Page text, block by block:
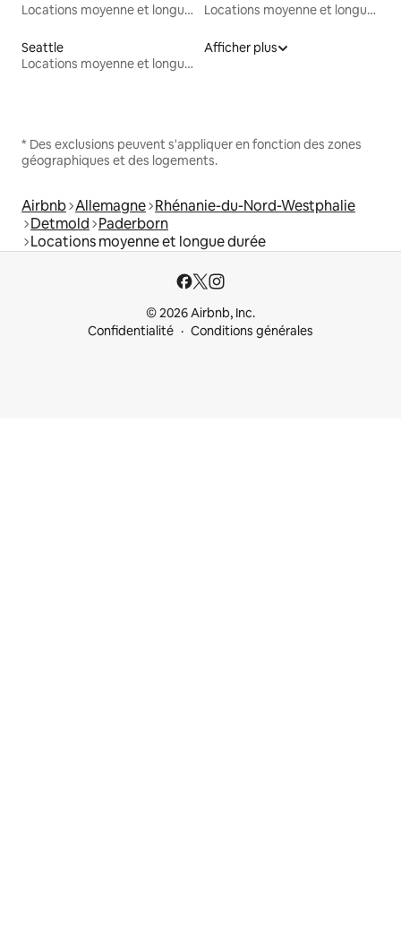
Locations moyenne et longue durée
Locations moyenne et longue durée
Seattle
Locations moyenne et longue durée
Afficher plus
* Des exclusions peuvent s'appliquer en fonction des zones
géographiques et des logements.
Airbnb Allemagne Rhénanie-du-Nord-Westphalie
Detmold Paderborn
Locations moyenne et longue durée
© 2026 Airbnb, Inc.
Confidentialité
Conditions générales